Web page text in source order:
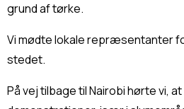
grund af tørke.
Vi mødte lokale repræsentanter
stedet.
På vej tilbage til Nairobi hørte vi,